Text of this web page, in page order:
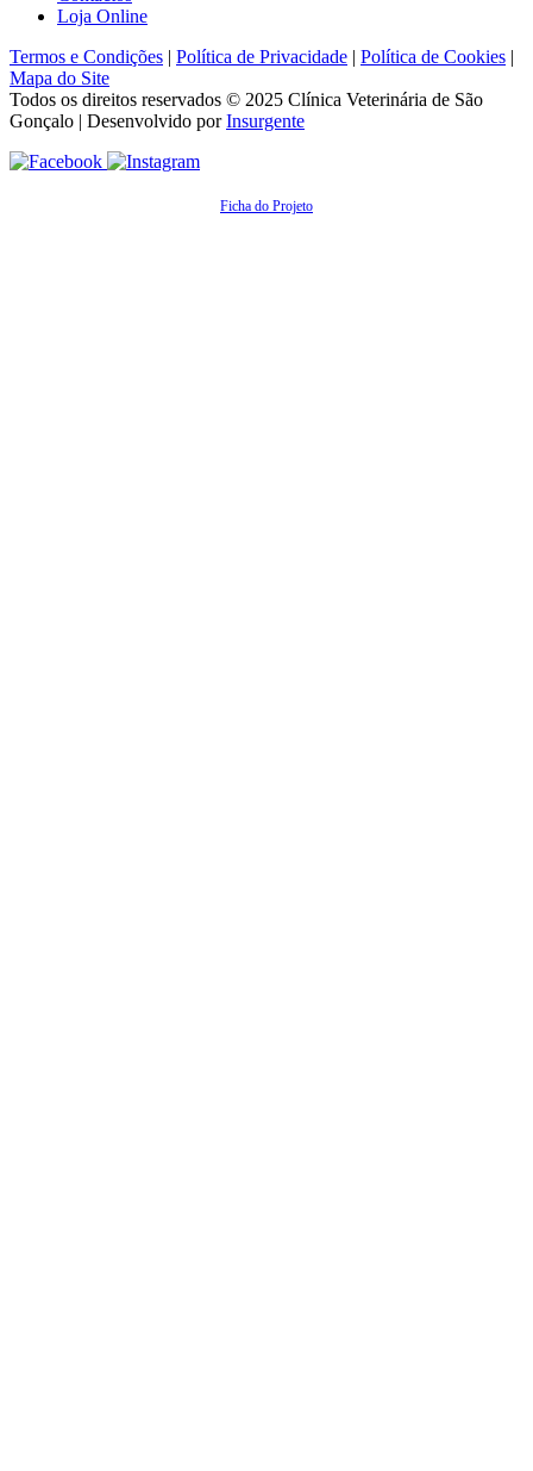
Loja Online
Termos e Condições | Política de Privacidade | Política de Cookies |
Mapa do Site
Todos os direitos reservados © 2025 Clínica Veterinária de São
Gonçalo | Desenvolvido porInsurgente
Ficha do Projeto